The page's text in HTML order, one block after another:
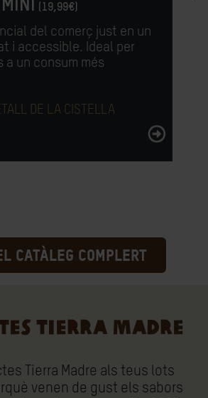
(19,99€)
del comerç just en un
i accessible. Ideal per
a un consum més
DE LA CISTELLA
CATÀLEG COMPLERT
TIERRA MADRE
Tierra Madre als teus lots
venen de gust els sabors